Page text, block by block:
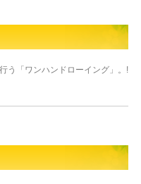
う「ワンハンドローイング」。!